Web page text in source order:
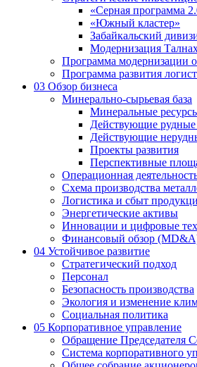
«Серная программа
«Южный кластер»
Забайкальский
Модернизация
Программа модернизации
Программа развития
03 Обзор бизнеса
Минерально-сырьевая база
Минеральные
Действующие
Действующие
Проекты развития
Перспективные
Операционная
Схема производства
Логистика и сбыт
Энергетические активы
Инновации и цифровые
Финансовый обзор
04 Устойчивое развитие
Стратегический подход
Персонал
Безопасность производства
Экология и изменение
Социальная политика
05 Корпоративное управление
Обращение Председателя
Система корпоративного